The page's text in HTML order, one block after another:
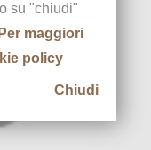
su "chiudi"
Per maggiori
policy
Chiudi